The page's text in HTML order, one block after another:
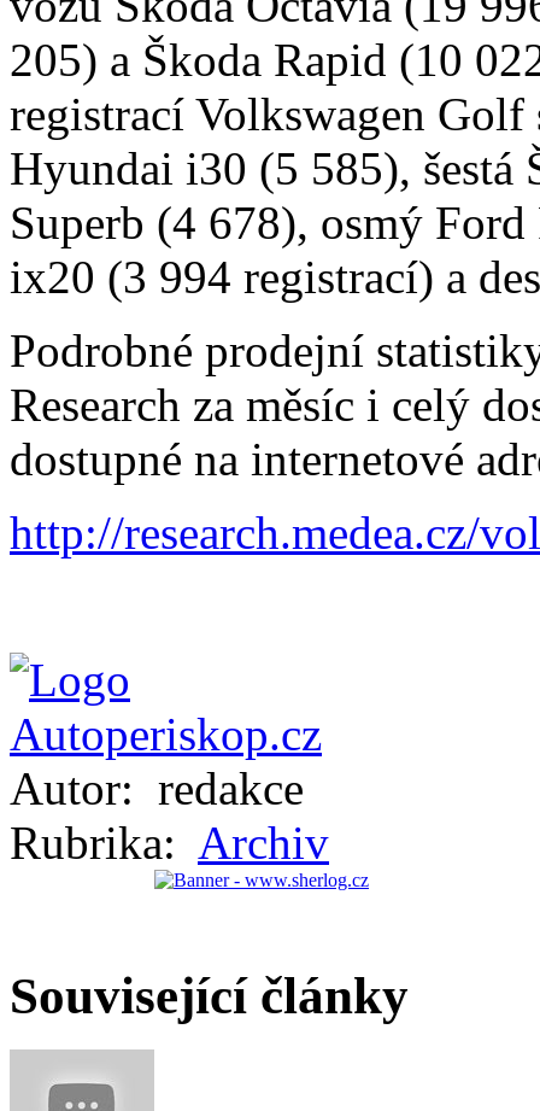
205) a Škoda Rapid (10
registrací Volkswagen
Hyundai i30 (5 585), šestá
Superb (4 678), osmý
ix20 (3 994 registrací) a
Podrobné prodejní
Research za měsíc i celý
dostupné na internetové
http://research.medea.cz/
Autor: redakce
Rubrika: Archiv
Související články